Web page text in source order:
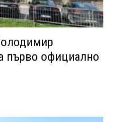
първо официално